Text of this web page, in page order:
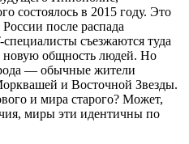
состоялось в 2015 году. Это
после распада
съезжаются туда
новую общность людей. Но
— обычные жители
и Восточной Звезды.
и мира старого? Может,
миры эти идентичны по